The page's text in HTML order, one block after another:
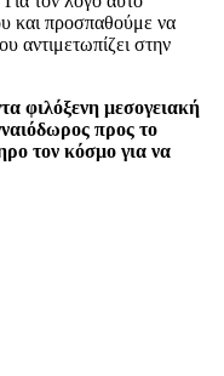
και προσπαθούμε να
αντιμετωπίζει στην
φιλόξενη μεσογειακή
προς το
τον κόσμο για να